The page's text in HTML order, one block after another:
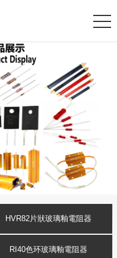
HVR82片狀玻璃釉電阻器
RI40色环玻璃釉電阻器